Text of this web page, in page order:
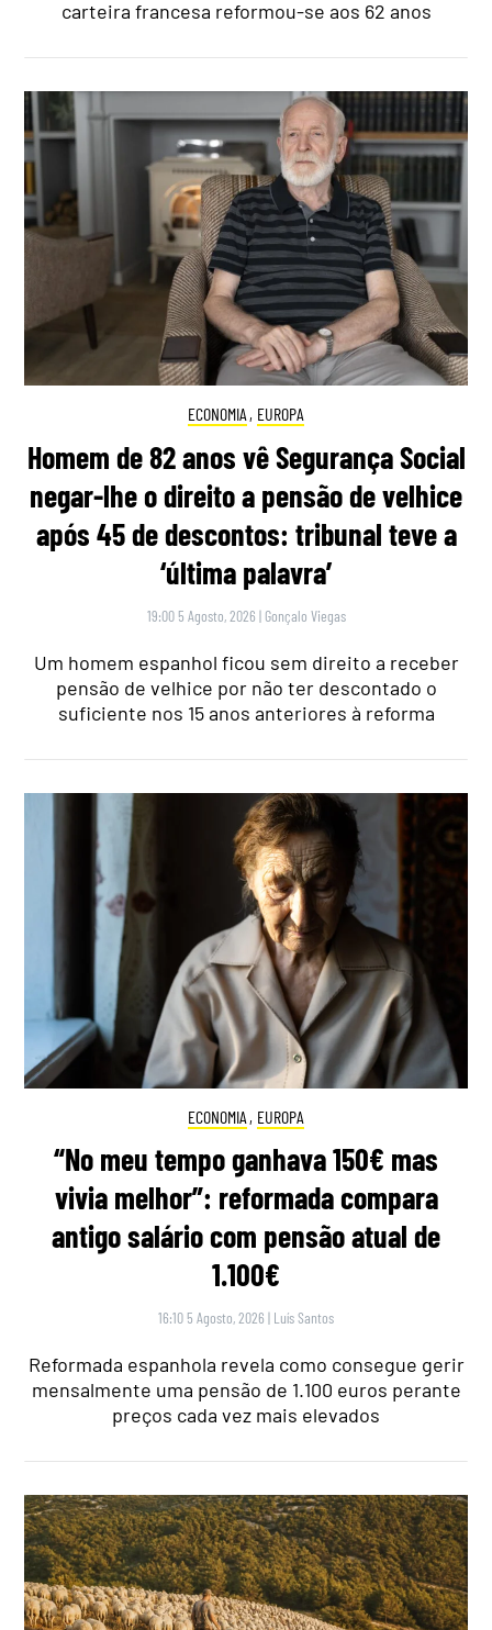
carteira francesa reformou-se aos 62 anos
ECONOMIA , EUROPA
Homem de 82 anos vê Segurança Social
negar-lhe o direito a pensão de velhice
após 45 de descontos: tribunal teve a
‘última palavra’
19:00 5 Agosto, 2026 | Gonçalo Viegas
Um homem espanhol ficou sem direito a receber
pensão de velhice por não ter descontado o
suficiente nos 15 anos anteriores à reforma
ECONOMIA , EUROPA
“No meu tempo ganhava 150€ mas
vivia melhor”: reformada compara
antigo salário com pensão atual de
1.100€
16:10 5 Agosto, 2026 | Luís Santos
Reformada espanhola revela como consegue gerir
mensalmente uma pensão de 1.100 euros perante
preços cada vez mais elevados